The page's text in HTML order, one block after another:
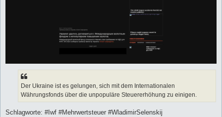
Der Ukraine ist es gelungen, sich mit dem Internationalen
Währungsfonds über die unpopuläre Steuererhöhung zu einigen.
Schlagworte: #Iwf #Mehrwertsteuer #WladimirSelenskij